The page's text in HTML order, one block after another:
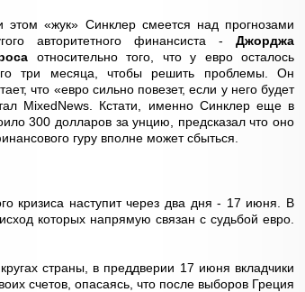
этом «жук» Синклер смеется над прогнозами
авторитетного финансиста - Джорджа
относительно того, что у евро осталось
три месяца, чтобы решить проблемы. Он
что «евро сильно повезет, если у него будет
MixedNews. Кстати, именно Синклер еще в
300 долларов за унцию, предсказал что оно
гуру вполне может сбыться.
кризиса наступит через два дня - 17 июня. В
которых напрямую связан с судьбой евро.
страны, в преддверии 17 июня вкладчики
счетов, опасаясь, что после выборов Греция